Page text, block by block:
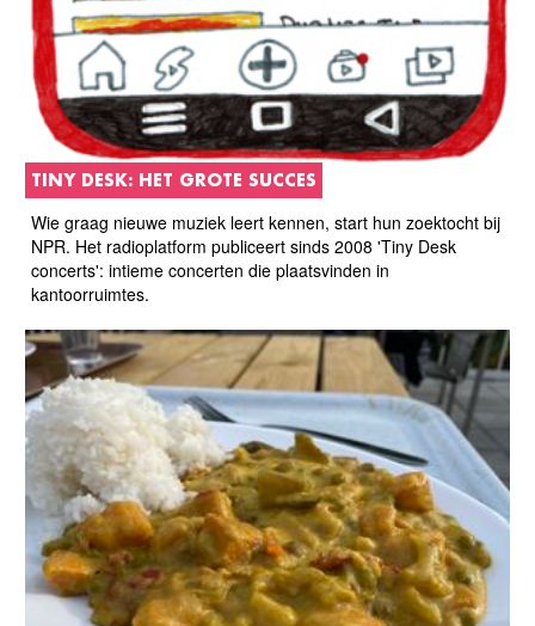
TINY DESK: HET GROTE SUCCES
Wie graag nieuwe muziek leert kennen, start hun zoektocht bij
NPR. Het radioplatform publiceert sinds 2008 'Tiny Desk
concerts': intieme concerten die plaatsvinden in
kantoorruimtes.